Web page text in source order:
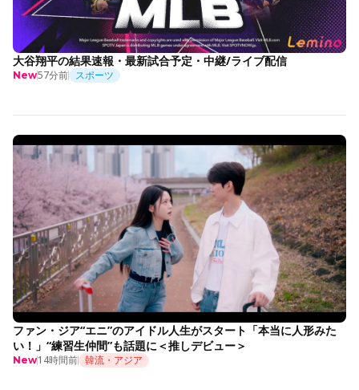
大谷翔平の結果速報・最新試合予定・中継/ライブ配信
New57分前 スポーツ
ファン・ジア“エニ”のアイドル人生がスタート「本当に人形みた
い！」“練習生仲間”も話題に＜推しデビュー＞
New14時間前 韓流・アジア